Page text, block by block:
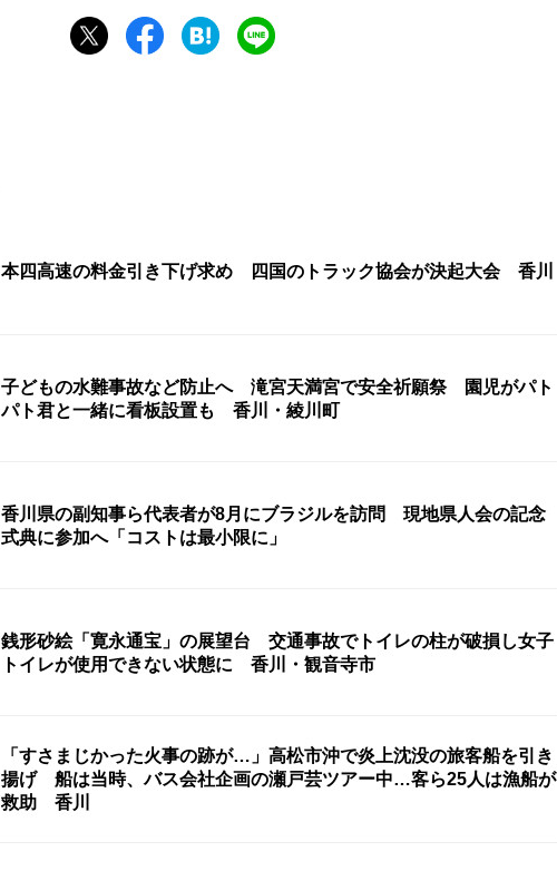
本四高速の料金引き下げ求め 四国のトラック協会が決起大会 香川
子どもの水難事故など防止へ 滝宮天満宮で安全祈願祭 園児がパト
パト君と一緒に看板設置も 香川・綾川町
香川県の副知事ら代表者が8月にブラジルを訪問 現地県人会の記念
式典に参加へ「コストは最小限に」
銭形砂絵「寛永通宝」の展望台 交通事故でトイレの柱が破損し女子
トイレが使用できない状態に 香川・観音寺市
「すさまじかった火事の跡が…」高松市沖で炎上沈没の旅客船を引き
揚げ 船は当時、バス会社企画の瀬戸芸ツアー中…客ら25人は漁船が
救助 香川